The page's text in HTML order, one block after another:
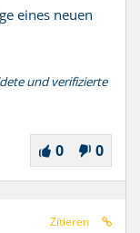
eines neuen
und verifizierte
0 0
Zitieren